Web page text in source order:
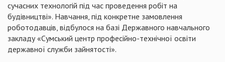
сучасних технологій під час проведення робіт на
будівництві». Навчання, під конкретне замовлення
роботодавців, відбулося на базі Державного навчального
закладу «Сумський центр професійно-технічної освіти
державної служби зайнятості».